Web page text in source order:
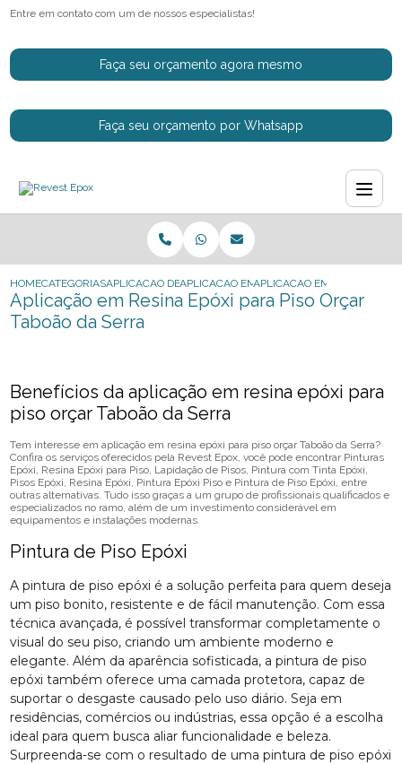
Entre em contato com um de nossos especialistas!
Faça seu orçamento agora mesmo
Faça seu orçamento por Whatsapp
HOMECATEGORIASAPLICACAO DE RESINAS EPOXI
APLICACAO EM RESINA EPOXI PARA PISO
APLICACAO EM RESINA
Aplicação em Resina Epóxi para Piso Orçar
Taboão da Serra
Benefícios da aplicação em resina epóxi para
piso orçar Taboão da Serra
Tem interesse em aplicação em resina epóxi para piso orçar Taboão da Serra?
Confira os serviços oferecidos pela Revest Epox, você pode encontrar Pinturas
Epóxi, Resina Epóxi para Piso, Lapidação de Pisos, Pintura com Tinta Epóxi,
Pisos Epóxi, Resina Epóxi, Pintura Epóxi Piso e Pintura de Piso Epóxi, entre
outras alternativas. Tudo isso graças a um grupo de profissionais qualificados e
especializados no ramo, além de um investimento considerável em
equipamentos e instalações modernas.
Pintura de Piso Epóxi
A pintura de piso epóxi é a solução perfeita para quem deseja
um piso bonito, resistente e de fácil manutenção. Com essa
técnica avançada, é possível transformar completamente o
visual do seu piso, criando um ambiente moderno e
elegante. Além da aparência sofisticada, a pintura de piso
epóxi também oferece uma camada protetora, capaz de
suportar o desgaste causado pelo uso diário. Seja em
residências, comércios ou indústrias, essa opção é a escolha
ideal para quem busca aliar funcionalidade e beleza.
Surpreenda-se com o resultado de uma pintura de piso epóxi